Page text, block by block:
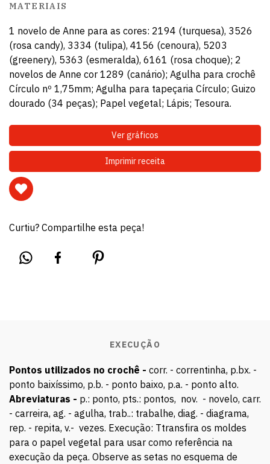
MATERIAIS
1 novelo de Anne para as cores: 2194 (turquesa), 3526
(rosa candy), 3334 (tulipa), 4156 (cenoura), 5203
(greenery), 5363 (esmeralda), 6161 (rosa choque); 2
novelos de Anne cor 1289 (canário); Agulha para crochê
Círculo nº 1,75mm; Agulha para tapeçaria Círculo; Guizo
dourado (34 peças); Papel vegetal; Lápis; Tesoura.
Ver gráficos
Imprimir receita
Curtiu? Compartilhe esta peça!
EXECUÇÃO
Pontos utilizados no crochê - corr. - correntinha, p.bx. -
ponto baixíssimo, p.b. - ponto baixo, p.a. - ponto alto.
Abreviaturas - p.: ponto, pts.: pontos, nov. - novelo, carr.
- carreira, ag. - agulha, trab..: trabalhe, diag. - diagrama,
rep. - repita, v.- vezes. Execução: Ttransfira os moldes
para o papel vegetal para usar como referência na
execução da peça. Observe as setas no esquema de